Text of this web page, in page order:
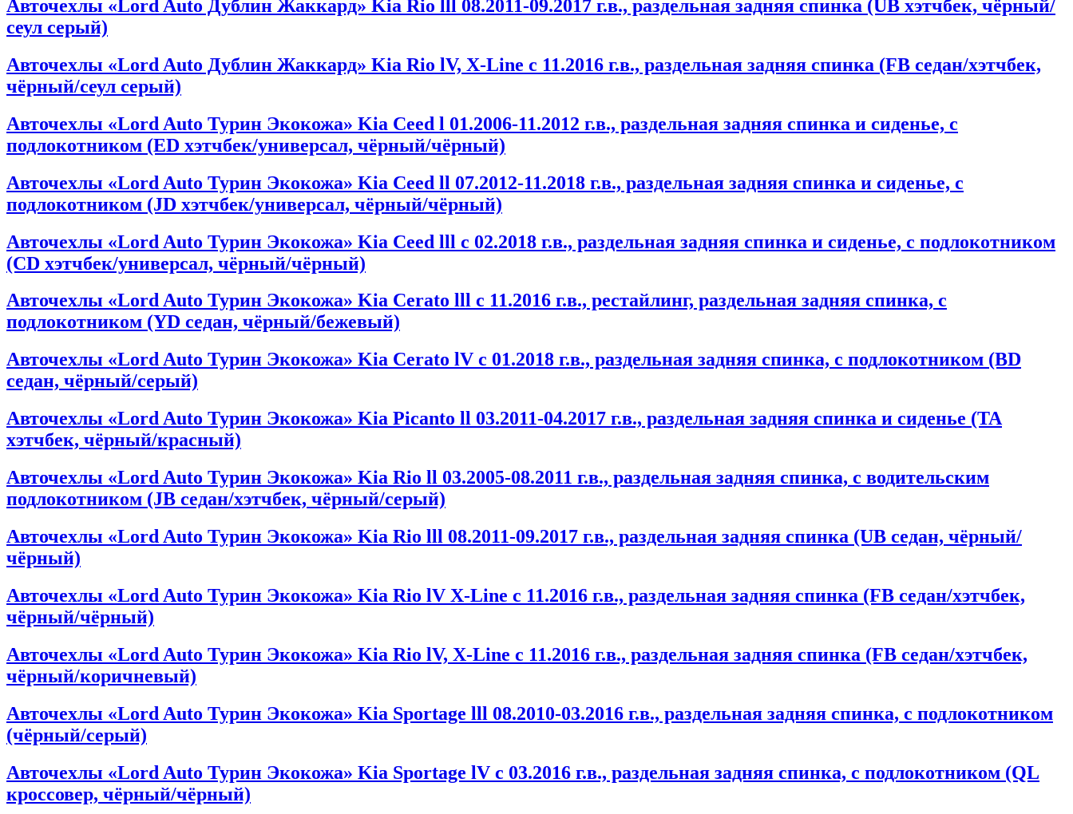
Авточехлы «Lord Auto Дублин Жаккард» Kia Rio lll 08.2011-09.2017 г.в., раздельная задняя спинка (UB хэтчбек, чёрный/
сеул серый)
Авточехлы «Lord Auto Дублин Жаккард» Kia Rio lV, X-Line с 11.2016 г.в., раздельная задняя спинка (FB седан/хэтчбек,
чёрный/сеул серый)
Авточехлы «Lord Auto Турин Экокожа» Kia Ceed l 01.2006-11.2012 г.в., раздельная задняя спинка и сиденье, с
подлокотником (ED хэтчбек/универсал, чёрный/чёрный)
Авточехлы «Lord Auto Турин Экокожа» Kia Ceed ll 07.2012-11.2018 г.в., раздельная задняя спинка и сиденье, с
подлокотником (JD хэтчбек/универсал, чёрный/чёрный)
Авточехлы «Lord Auto Турин Экокожа» Kia Ceed lll с 02.2018 г.в., раздельная задняя спинка и сиденье, с подлокотником
(СD хэтчбек/универсал, чёрный/чёрный)
Авточехлы «Lord Auto Турин Экокожа» Kia Cerato lll с 11.2016 г.в., рестайлинг, раздельная задняя спинка, с
подлокотником (YD седан, чёрный/бежевый)
Авточехлы «Lord Auto Турин Экокожа» Kia Cerato lV с 01.2018 г.в., раздельная задняя спинка, с подлокотником (BD
седан, чёрный/серый)
Авточехлы «Lord Auto Турин Экокожа» Kia Picanto ll 03.2011-04.2017 г.в., раздельная задняя спинка и сиденье (TA
хэтчбек, чёрный/красный)
Авточехлы «Lord Auto Турин Экокожа» Kia Rio ll 03.2005-08.2011 г.в., раздельная задняя спинка, с водительским
подлокотником (JB седан/хэтчбек, чёрный/серый)
Авточехлы «Lord Auto Турин Экокожа» Kia Rio lll 08.2011-09.2017 г.в., раздельная задняя спинка (UB седан, чёрный/
чёрный)
Авточехлы «Lord Auto Турин Экокожа» Kia Rio lV X-Line с 11.2016 г.в., раздельная задняя спинка (FB седан/хэтчбек,
чёрный/чёрный)
Авточехлы «Lord Auto Турин Экокожа» Kia Rio lV, X-Line с 11.2016 г.в., раздельная задняя спинка (FB седан/хэтчбек,
чёрный/коричневый)
Авточехлы «Lord Auto Турин Экокожа» Kia Sportage lll 08.2010-03.2016 г.в., раздельная задняя спинка, с подлокотником
(чёрный/серый)
Авточехлы «Lord Auto Турин Экокожа» Kia Sportage lV с 03.2016 г.в., раздельная задняя спинка, с подлокотником (QL
кроссовер, чёрный/чёрный)